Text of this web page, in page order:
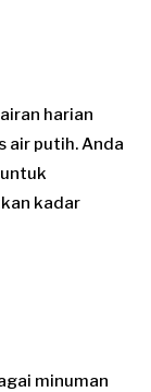
harian
air putih. Anda
kadar
minuman